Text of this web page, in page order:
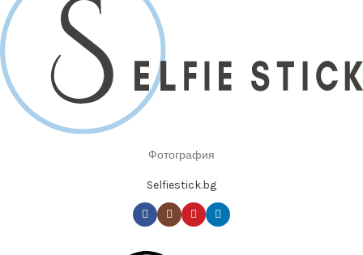
Фотография
Selfiestick.bg